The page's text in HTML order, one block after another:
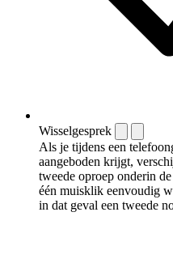
Wisselgesprek
Als je tijdens een
aangeboden krijgt,
tweede oproep onderin
één muisklik eenvoudig
in dat geval een tweede